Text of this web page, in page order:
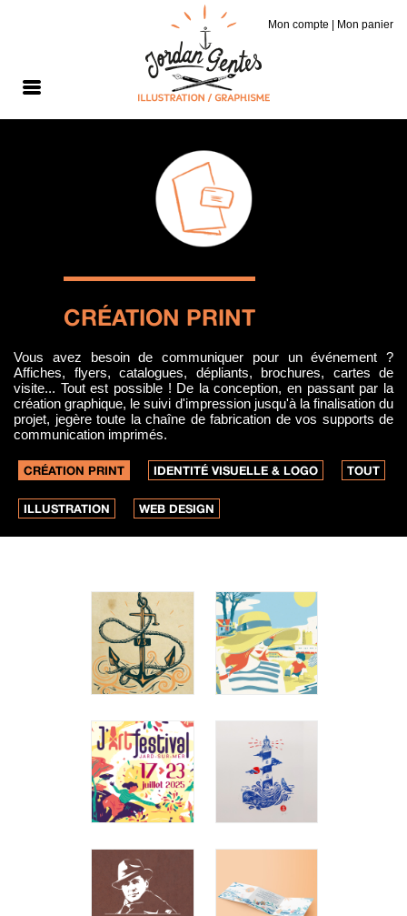
Mon compte Mon panier
CRÉATION PRINT
Vous avez besoin de communiquer pour un événement ?
Affiches, flyers, catalogues, dépliants, brochures, cartes de
visite... Tout est possible ! De la conception, en passant par la
création graphique, le suivi d'impression jusqu'à la finalisation du
projet, jegère toute la chaîne de fabrication de vos supports de
communication imprimés.
CRÉATION PRINT IDENTITÉ VISUELLE & LOGO
ILLUSTRATION WEB DESIGN
TOUT
ALCOOLS
Vignoble
Favre & Fils
Illustrations à
l'encre et
vectorielles
FOURAS
Ville de
Fouras-les-
Bains
Illustration
FESTIVAL
2025
Ville de Jard-
sur-Mer
Affiche
CACHALOT
personnel
Linogravure